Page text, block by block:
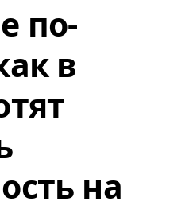
по-
в
на